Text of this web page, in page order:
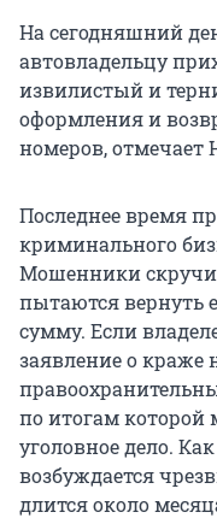
На сегодняшний
автовладельцу
извилистый и
оформления и
номеров, отмечает
Последнее время
криминального
Мошенники
пытаются вернуть
сумму. Если
заявление о краже
по итогам которой
уголовное дело.
возбуждается
длится около